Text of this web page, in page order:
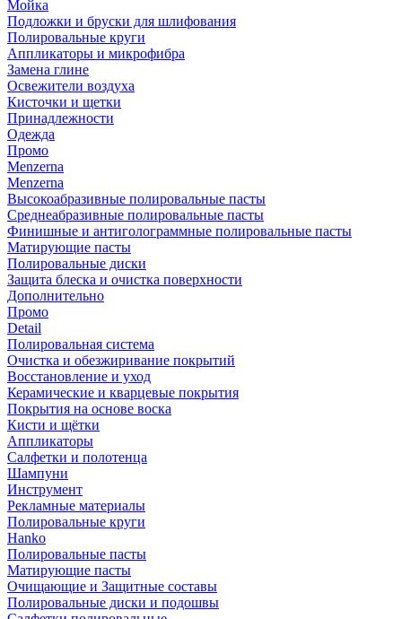
Мойка
Подложки и бруски для шлифования
Полировальные круги
Аппликаторы и микрофибра
Замена глине
Освежители воздуха
Кисточки и щетки
Принадлежности
Одежда
Промо
Menzerna
Menzerna
Высокоабразивные полировальные пасты
Среднеабразивные полировальные пасты
Финишные и антиголограммные полировальные пасты
Матирующие пасты
Полировальные диски
Защита блеска и очистка поверхности
Дополнительно
Промо
Detail
Полировальная система
Очистка и обезжиривание покрытий
Восстановление и уход
Керамические и кварцевые покрытия
Покрытия на основе воска
Кисти и щётки
Аппликаторы
Салфетки и полотенца
Шампуни
Инструмент
Рекламные материалы
Полировальные круги
Hanko
Полировальные пасты
Матирующие пасты
Очищающие и Защитные составы
Полировальные диски и подошвы